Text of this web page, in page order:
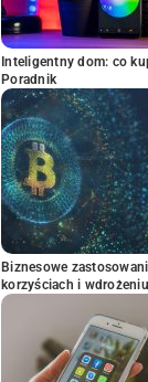
Inteligentny dom: co
Poradnik
Biznesowe
korzyściach i wdrożeniu